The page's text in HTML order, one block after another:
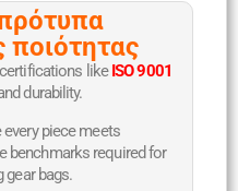
ποιότητας
like ISO 9001
durability.
piece meets
benchmarks required for
gear bags.